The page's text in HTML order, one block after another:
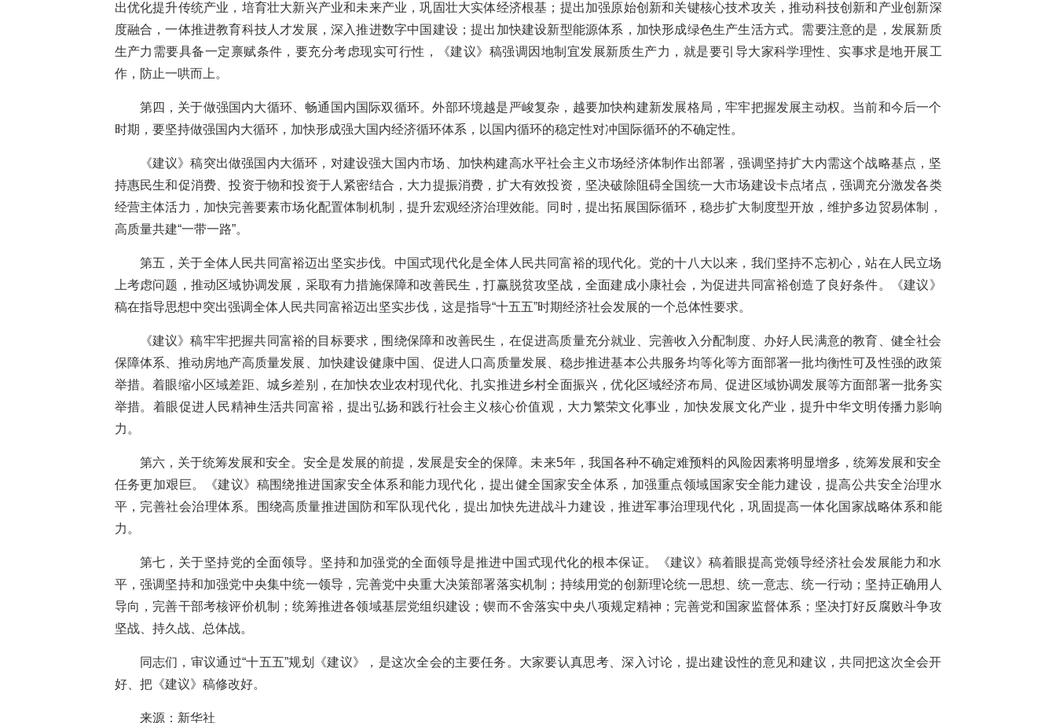
出优化提升传统产业，培育壮大新兴产业和未来产业，巩固壮大实体经济根基；提出加强原始创新和关键核心技术攻关，推动科技创新和产业创新深
度融合，一体推进教育科技人才发展，深入推进数字中国建设；提出加快建设新型能源体系，加快形成绿色生产生活方式。需要注意的是，发展新质
生产力需要具备一定禀赋条件，要充分考虑现实可行性，《建议》稿强调因地制宜发展新质生产力，就是要引导大家科学理性、实事求是地开展工
作，防止一哄而上。
第四，关于做强国内大循环、畅通国内国际双循环。外部环境越是严峻复杂，越要加快构建新发展格局，牢牢把握发展主动权。当前和今后一个
时期，要坚持做强国内大循环，加快形成强大国内经济循环体系，以国内循环的稳定性对冲国际循环的不确定性。
《建议》稿突出做强国内大循环，对建设强大国内市场、加快构建高水平社会主义市场经济体制作出部署，强调坚持扩大内需这个战略基点，坚
持惠民生和促消费、投资于物和投资于人紧密结合，大力提振消费，扩大有效投资，坚决破除阻碍全国统一大市场建设卡点堵点，强调充分激发各类
经营主体活力，加快完善要素市场化配置体制机制，提升宏观经济治理效能。同时，提出拓展国际循环，稳步扩大制度型开放，维护多边贸易体制，
高质量共建“一带一路”。
第五，关于全体人民共同富裕迈出坚实步伐。中国式现代化是全体人民共同富裕的现代化。党的十八大以来，我们坚持不忘初心，站在人民立场
上考虑问题，推动区域协调发展，采取有力措施保障和改善民生，打赢脱贫攻坚战，全面建成小康社会，为促进共同富裕创造了良好条件。《建议》
稿在指导思想中突出强调全体人民共同富裕迈出坚实步伐，这是指导“十五五”时期经济社会发展的一个总体性要求。
《建议》稿牢牢把握共同富裕的目标要求，围绕保障和改善民生，在促进高质量充分就业、完善收入分配制度、办好人民满意的教育、健全社会
保障体系、推动房地产高质量发展、加快建设健康中国、促进人口高质量发展、稳步推进基本公共服务均等化等方面部署一批均衡性可及性强的政策
举措。着眼缩小区域差距、城乡差别，在加快农业农村现代化、扎实推进乡村全面振兴，优化区域经济布局、促进区域协调发展等方面部署一批务实
举措。着眼促进人民精神生活共同富裕，提出弘扬和践行社会主义核心价值观，大力繁荣文化事业，加快发展文化产业，提升中华文明传播力影响
力。
第六，关于统筹发展和安全。安全是发展的前提，发展是安全的保障。未来5年，我国各种不确定难预料的风险因素将明显增多，统筹发展和安全
任务更加艰巨。《建议》稿围绕推进国家安全体系和能力现代化，提出健全国家安全体系，加强重点领域国家安全能力建设，提高公共安全治理水
平，完善社会治理体系。围绕高质量推进国防和军队现代化，提出加快先进战斗力建设，推进军事治理现代化，巩固提高一体化国家战略体系和能
力。
第七，关于坚持党的全面领导。坚持和加强党的全面领导是推进中国式现代化的根本保证。《建议》稿着眼提高党领导经济社会发展能力和水
平，强调坚持和加强党中央集中统一领导，完善党中央重大决策部署落实机制；持续用党的创新理论统一思想、统一意志、统一行动；坚持正确用人
导向，完善干部考核评价机制；统筹推进各领域基层党组织建设；锲而不舍落实中央八项规定精神；完善党和国家监督体系；坚决打好反腐败斗争攻
坚战、持久战、总体战。
同志们，审议通过“十五五”规划《建议》，是这次全会的主要任务。大家要认真思考、深入讨论，提出建设性的意见和建议，共同把这次全会开
好、把《建议》稿修改好。
来源：新华社